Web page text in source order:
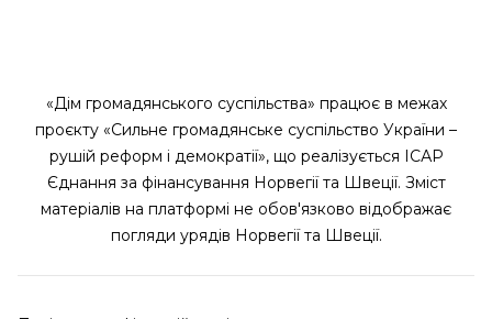
«Дім громадянського суспільства» працює в межах
проєкту «Сильне громадянське суспільство України –
рушій реформ і демократії», що реалізується ІСАР
Єднання за фінансування Норвегії та Швеції. Зміст
матеріалів на платформі не обов'язково відображає
погляди урядів Норвегії та Швеції.